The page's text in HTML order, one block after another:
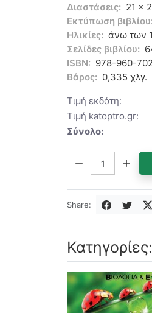
Διαστάσεις: 21 x
Εκτύπωση βιβλίου:
Ηλικίες: άνω των
Σελίδες βιβλίου:
ISBN: 978-960-
Βάρος: 0,335 χλγ.
Τιμή εκδότη:
Τιμή katoptro.gr:
Σύνολο:
Ποσότητα:
Share:
Κατηγορίες: